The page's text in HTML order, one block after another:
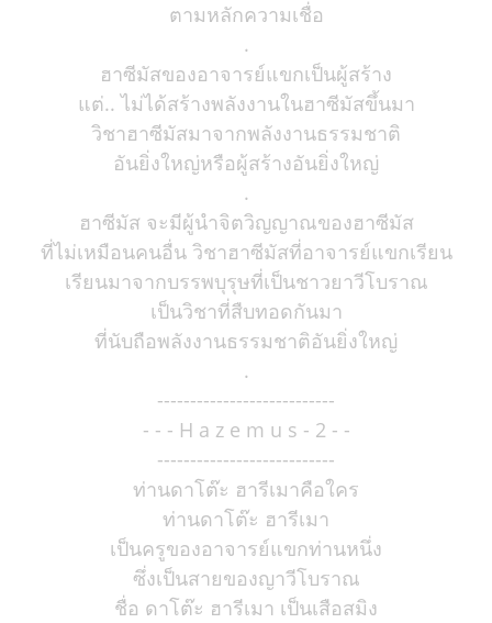
ตามหลักความเชื่อ
.
ฮาซีมัสของอาจารย์แขกเป็นผู้สร้าง
แต่.. ไม่ได้สร้างพลังงานในฮาซีมัสขึ้นมา
วิชาฮาซีมัสมาจากพลังงานธรรมชาติ
อันยิ่งใหญ่หรือผู้สร้างอันยิ่งใหญ่
.
ฮาซีมัส จะมีผู้นำจิตวิญญาณของฮาซีมัส
ที่ไม่เหมือนคนอื่น วิชาฮาซีมัสที่อาจารย์แขกเรียน
เรียนมาจากบรรพบุรุษที่เป็นชาวยาวีโบราณ
เป็นวิชาที่สืบทอดกันมา
ที่นับถือพลังงานธรรมชาติอันยิ่งใหญ่
.
---------------------------
- - - H a z e m u s - 2 - -
---------------------------
ท่านดาโต๊ะ ฮารีเมาคือใคร
ท่านดาโต๊ะ ฮารีเมา
เป็นครูของอาจารย์แขกท่านหนึ่ง
ซึ่งเป็นสายของญาวีโบราณ
ชื่อ ดาโต๊ะ ฮารีเมา เป็นเสือสมิง